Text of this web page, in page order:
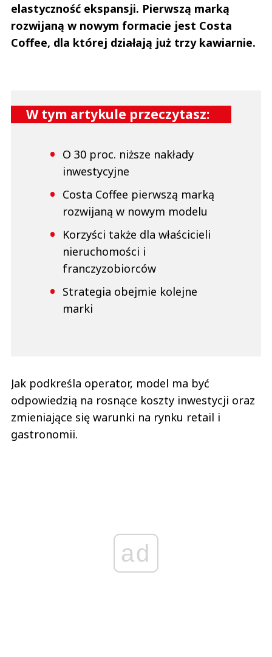
elastyczność ekspansji. Pierwszą marką
rozwijaną w nowym formacie jest Costa
Coffee, dla której działają już trzy kawiarnie.
W tym artykule przeczytasz:
O 30 proc. niższe nakłady
inwestycyjne
Costa Coffee pierwszą marką
rozwijaną w nowym modelu
Korzyści także dla właścicieli
nieruchomości i
franczyzobiorców
Strategia obejmie kolejne
marki
Jak podkreśla operator, model ma być
odpowiedzią na rosnące koszty inwestycji oraz
zmieniające się warunki na rynku retail i
gastronomii.
ad